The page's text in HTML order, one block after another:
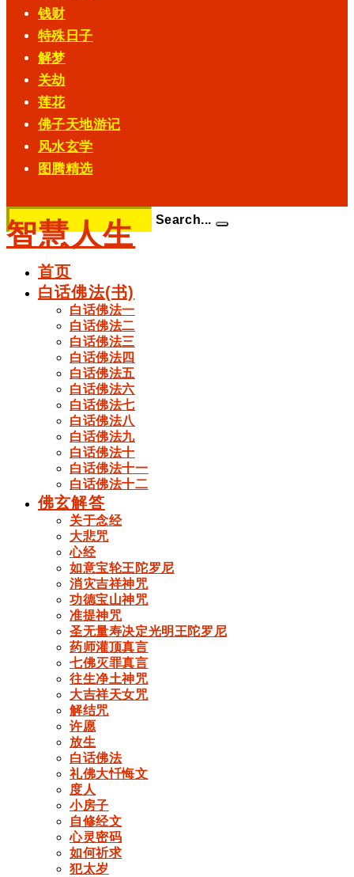
钱财
特殊日子
解梦
关劫
莲花
佛子天地游记
风水玄学
图腾精选
Search...
智慧人生
首页
白话佛法(书)
白话佛法一
白话佛法二
白话佛法三
白话佛法四
白话佛法五
白话佛法六
白话佛法七
白话佛法八
白话佛法九
白话佛法十
白话佛法十一
白话佛法十二
佛玄解答
关于念经
大悲咒
心经
如意宝轮王陀罗尼
消灾吉祥神咒
功德宝山神咒
准提神咒
圣无量寿决定光明王陀罗尼
药师灌顶真言
七佛灭罪真言
往生净土神咒
大吉祥天女咒
解结咒
许愿
放生
白话佛法
礼佛大忏悔文
度人
小房子
自修经文
心灵密码
如何祈求
犯太岁